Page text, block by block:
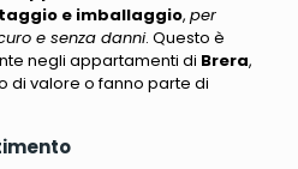
e imballaggio, per
e senza danni. Questo è
negli appartamenti di Brera,
di valore o fanno parte di